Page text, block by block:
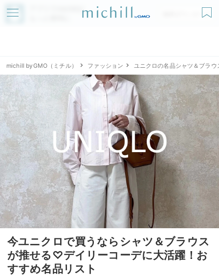
アプリでmichillが
無料ダウンロード
michill byGMO（ミチル） ファッション ユニクロの名品シャツ＆ブラウ
今ユニクロで買うならシャツ＆ブラウス
が推せる♡デイリーコーデに大活躍！お
すすめ名品リスト